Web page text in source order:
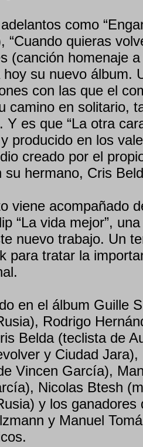
como
“Cuando quieras
(canción homenaje
hoy su nuevo álbum.
con las que el
camino en solitario,
Y es que “La otra
producido en los
creado por el
su hermano, Cris
viene acompañado
“La vida mejor”,
nuevo trabajo. Un
para tratar la
en el álbum Guille
Rodrigo
Belda (teclista de
y Ciudad
Vincen García),
Nicolas Btesh
y los
y Manuel